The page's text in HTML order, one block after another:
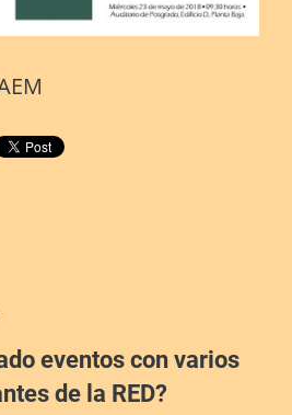
eventos con varios
de la RED?